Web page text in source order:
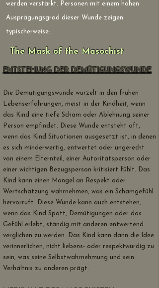
werden verstärkt. Personen mit einem hohen
Ausprägungsgrad dieser Wunde zeigen
typischerweise:
The Mask of the Masochist
ENTSTEHUNG DER DEMÜTIGUNGSWUNDE
Die Demütigungswunde wurzelt in den frühen
Lebenserfahrungen, meist in der Kindheit, wenn
das Kind eine tiefe Scham oder Ablehnung seiner
Person empfindet. Diese Wunde entsteht oft,
wenn das Kind Situationen ausgesetzt ist, in denen
es sich minderwertig, entwertet oder ungerecht
von einem Elternteil, einer Autoritätsperson oder
einer wichtigen Bezugsperson kritisiert fühlt. Das
Kind kann einen Mangel an Respekt oder
Wertschätzung wahrnehmen, was ein Schamgefühl
hervorruft. Diese Wunde kann auch entstehen,
wenn das Kind Spott, Demütigungen oder das
Gefühl erlebt, ständig mit anderen entwertend
verglichen zu werden. Das Kind kann dann die Idee
verinnerlichen, nicht liebens- oder respektwürdig zu
sein, was seine Selbstwahrnehmung und sein
Verhältnis zu anderen prägt.